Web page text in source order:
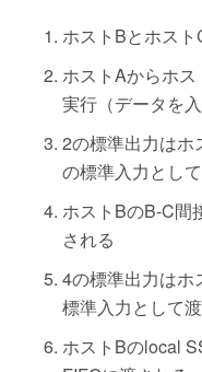
ホストBとホス
ホストAからホ
実行（データを入
2の標準出力はホ
の標準入力とし
ホストBのB-C間
される
4の標準出力はホ
標準入力として
ホストBのlocal